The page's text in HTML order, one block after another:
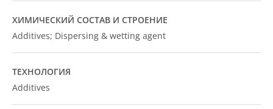
ХИМИЧЕСКИЙ СОСТАВ И СТРОЕНИЕ
Additives; Dispersing & wetting agent
ТЕХНОЛОГИЯ
Additives